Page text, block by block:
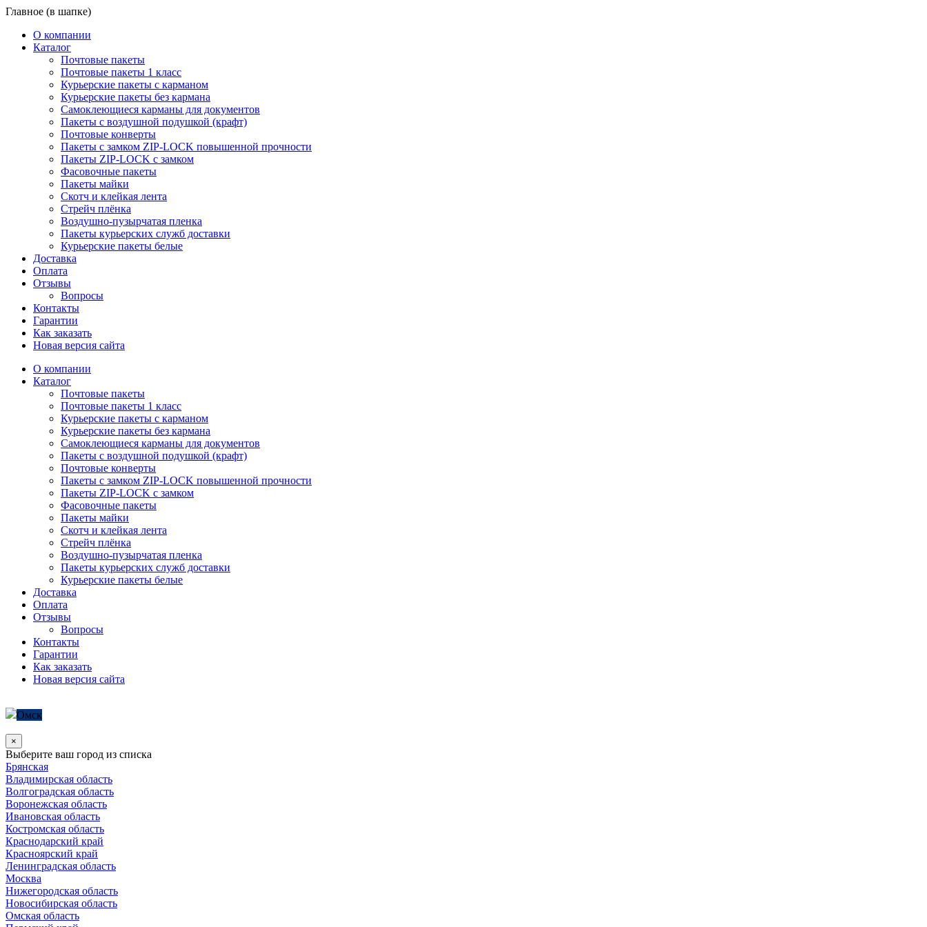
Главное (в шапке)
О компании
Каталог
Почтовые пакеты
Почтовые пакеты 1 класс
Курьерские пакеты с карманом
Курьерские пакеты без кармана
Самоклеющиеся карманы для документов
Пакеты с воздушной подушкой (крафт)
Почтовые конверты
Пакеты с замком ZIP-LOCK повышенной прочности
Пакеты ZIP-LOCK с замком
Фасовочные пакеты
Пакеты майки
Скотч и клейкая лента
Стрейч плёнка
Воздушно-пузырчатая пленка
Пакеты курьерских служб доставки
Курьерские пакеты белые
Доставка
Оплата
Отзывы
Вопросы
Контакты
Гарантии
Как заказать
Новая версия сайта
О компании
Каталог
Почтовые пакеты
Почтовые пакеты 1 класс
Курьерские пакеты с карманом
Курьерские пакеты без кармана
Самоклеющиеся карманы для документов
Пакеты с воздушной подушкой (крафт)
Почтовые конверты
Пакеты с замком ZIP-LOCK повышенной прочности
Пакеты ZIP-LOCK с замком
Фасовочные пакеты
Пакеты майки
Скотч и клейкая лента
Стрейч плёнка
Воздушно-пузырчатая пленка
Пакеты курьерских служб доставки
Курьерские пакеты белые
Доставка
Оплата
Отзывы
Вопросы
Контакты
Гарантии
Как заказать
Новая версия сайта
Омск
×
Выберите ваш город из списка
Брянская
Владимирская область
Волгоградская область
Воронежская область
Ивановская область
Костромская область
Краснодарский край
Красноярский край
Ленинградская область
Москва
Нижегородская область
Новосибирская область
Омская область